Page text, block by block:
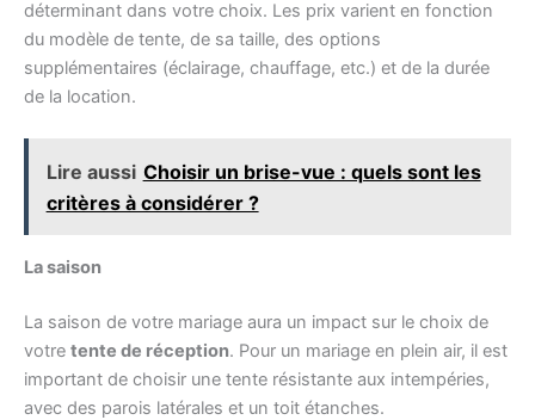
déterminant dans votre choix. Les prix varient en fonction
du modèle de tente, de sa taille, des options
supplémentaires (éclairage, chauffage, etc.) et de la durée
de la location.
Lire aussi Choisir un brise-vue : quels sont les
critères à considérer ?
La saison
La saison de votre mariage aura un impact sur le choix de
votre tente de réception. Pour un mariage en plein air, il est
important de choisir une tente résistante aux intempéries,
avec des parois latérales et un toit étanches.